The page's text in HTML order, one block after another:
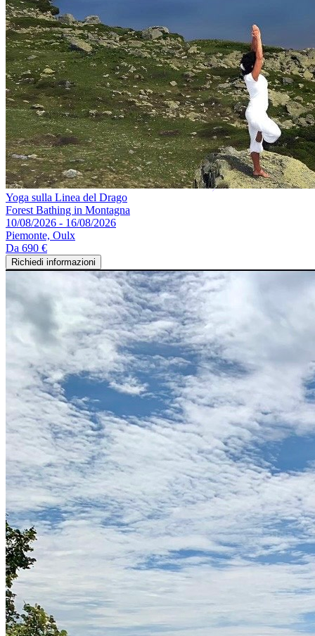
Yoga sulla Linea del Drago
Forest Bathing in Montagna
10/08/2026 - 16/08/2026
Piemonte, Oulx
Da 690 €
Richiedi informazioni